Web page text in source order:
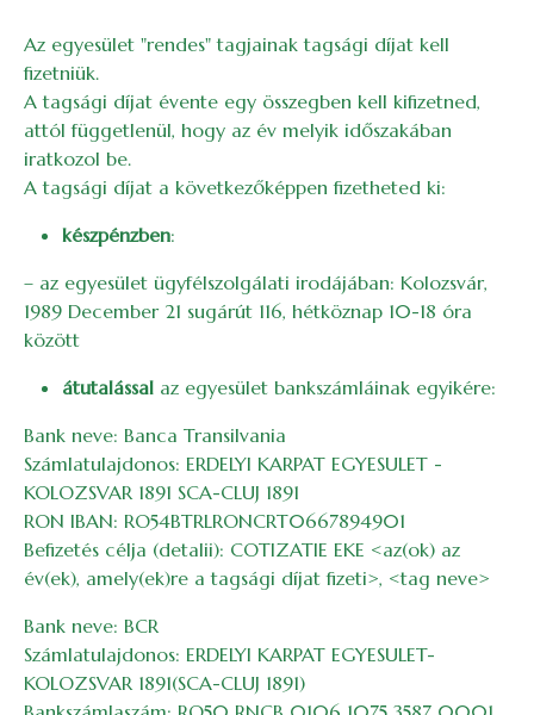
Az egyesület "rendes" tagjainak tagsági díjat kell
fizetniük.
A tagsági díjat évente egy összegben kell kifizetned,
attól függetlenül, hogy az év melyik időszakában
iratkozol be.
A tagsági díjat a következőképpen fizetheted ki:
készpénzben:
– az egyesület ügyfélszolgálati irodájában: Kolozsvár,
1989 December 21 sugárút 116, hétköznap 10-18 óra
között
átutalással az egyesület bankszámláinak egyikére:
Bank neve: Banca Transilvania
Számlatulajdonos: ERDELYI KARPAT EGYESULET -
KOLOZSVAR 1891 SCA-CLUJ 1891
RON IBAN: RO54BTRLRONCRT0667894901
Befizetés célja (detalii): COTIZATIE EKE <az(ok) az
év(ek), amely(ek)re a tagsági díjat fizeti>, <tag neve>
Bank neve: BCR
Számlatulajdonos: ERDELYI KARPAT EGYESULET-
KOLOZSVAR 1891(SCA-CLUJ 1891)